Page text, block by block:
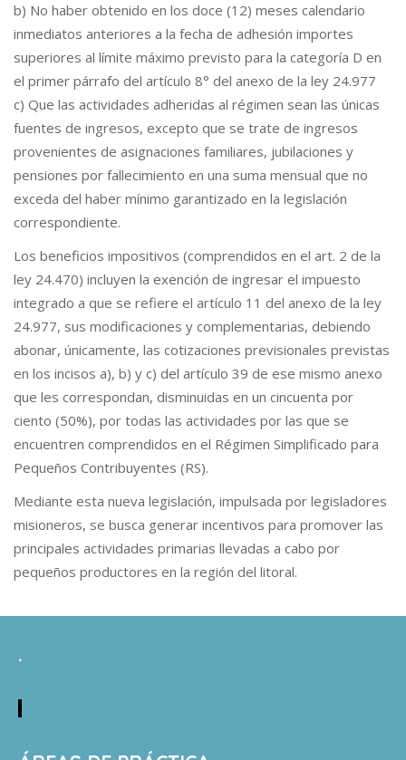
b) No haber obtenido en los doce (12) meses calendario
inmediatos anteriores a la fecha de adhesión importes
superiores al límite máximo previsto para la categoría D en
el primer párrafo del artículo 8° del anexo de la ley 24.977
c) Que las actividades adheridas al régimen sean las únicas
fuentes de ingresos, excepto que se trate de ingresos
provenientes de asignaciones familiares, jubilaciones y
pensiones por fallecimiento en una suma mensual que no
exceda del haber mínimo garantizado en la legislación
correspondiente.
Los beneficios impositivos (comprendidos en el art. 2 de la
ley 24.470) incluyen la exención de ingresar el impuesto
integrado a que se refiere el artículo 11 del anexo de la ley
24.977, sus modificaciones y complementarias, debiendo
abonar, únicamente, las cotizaciones previsionales previstas
en los incisos a), b) y c) del artículo 39 de ese mismo anexo
que les correspondan, disminuidas en un cincuenta por
ciento (50%), por todas las actividades por las que se
encuentren comprendidos en el Régimen Simplificado para
Pequeños Contribuyentes (RS).
Mediante esta nueva legislación, impulsada por legisladores
misioneros, se busca generar incentivos para promover las
principales actividades primarias llevadas a cabo por
pequeños productores en la región del litoral.
.